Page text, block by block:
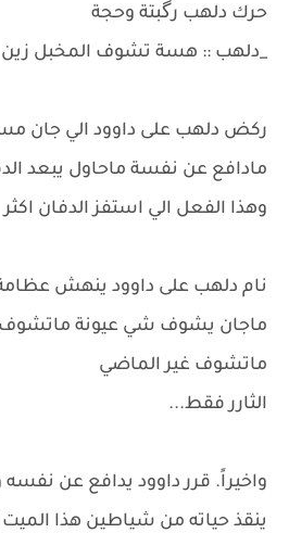
حرك دلهب رگبتة وحجة
_دلهب :: هسة تشوف المخبل زين
ركض دلهب على داوود الي جان
مادافع عن نفسة ماحاول يبعد
وهذا الفعل الي استفز الدفان اكثر
نام دلهب على داوود ينهش
ماجان يشوف شي عيونة
ماتشوف غير الماضي
الثارر فقط...
واخيراً. قرر داوود يدافع عن نفسه
ينقذ حياته من شياطين هذا